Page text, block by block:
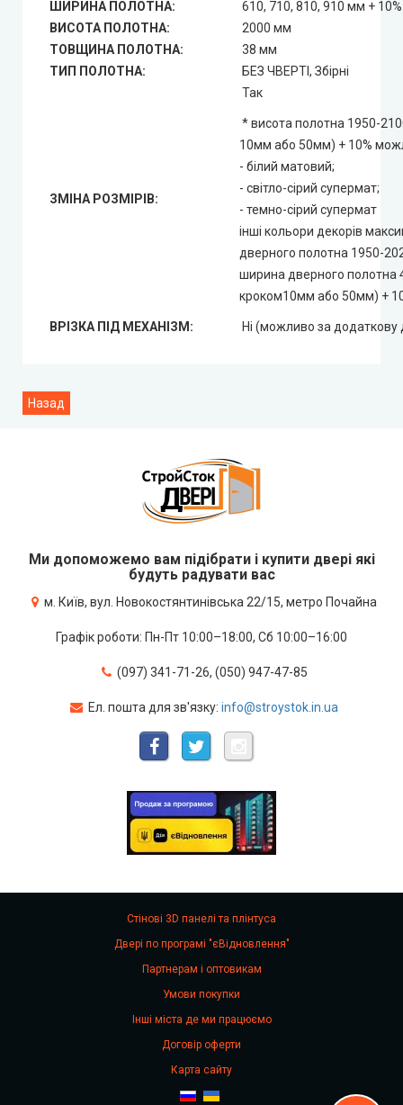
ШИРИНА ПОЛОТНА:
610, 710, 810, 910 мм + 10%
ВИСОТА ПОЛОТНА:
2000 мм
ТОВЩИНА ПОЛОТНА:
38 мм
ТИП ПОЛОТНА:
БЕЗ ЧВЕРТІ, Збірні
ЗМІНА РОЗМІРІВ:
Так
* висота полотна 1950-
10мм або 50мм) + 10%
- білий матовий;
- світло-сірий супермат;
- темно-сірий супермат
інші кольори декорів
дверного полотна 1950-
ширина дверного полотна
кроком10мм або 50мм) +
ВРІЗКА ПІД МЕХАНІЗМ: Ні (можливо за додаткову
Ми допоможемо вам підібрати і купити двері які
будуть радувати вас
м. Київ, вул. Новокостянтинівська 22/15, метро Почайна
Графік роботи: Пн-Пт 10:00–18:00, Сб 10:00–16:00
(097) 341-71-26, (050) 947-47-85
Ел. пошта для зв'язку: info@stroystok.in.ua
Стінові 3D панелі та плінтуса
Двері по програмі "єВідновлення"
Партнерам і оптовикам
Умови покупки
Інші міста де ми працюємо
Договір оферти
Карта сайту